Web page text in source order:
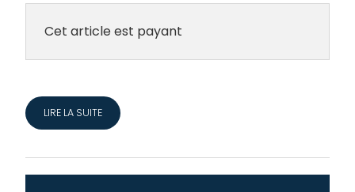
Cet article est payant
LIRE LA SUITE